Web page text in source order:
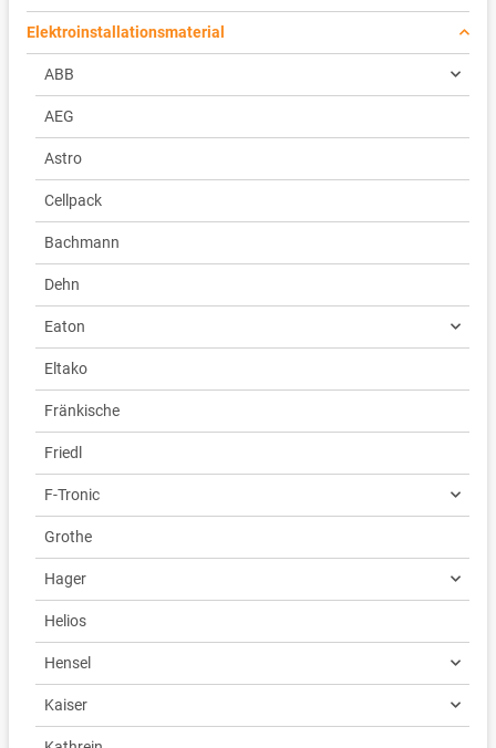
Elektroinstallationsmaterial
ABB
AEG
Astro
Cellpack
Bachmann
Dehn
Eaton
Eltako
Fränkische
Friedl
F-Tronic
Grothe
Hager
Helios
Hensel
Kaiser